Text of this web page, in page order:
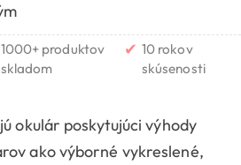
1000+ produktov
skladom
✔ 10 rokov
skúsenosti
okulár poskytujúci výhody
ako výborné vykreslené,